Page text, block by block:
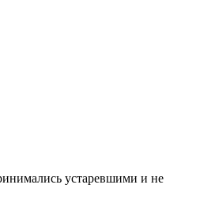
устаревшими и не